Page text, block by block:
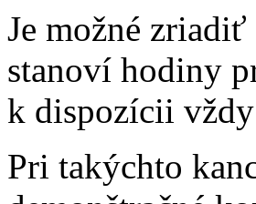
Je možné zriadiť
stanoví hodiny
k dispozícii vždy
Pri takýchto